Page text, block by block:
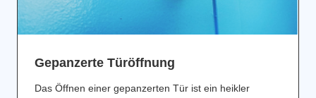
Gepanzerte Türöffnung
Das Öffnen einer gepanzerten Tür ist ein heikler